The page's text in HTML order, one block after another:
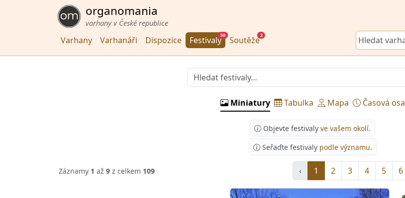
organomania
varhany v České republice
Varhany Varhanáři Dispozice Festivaly50 Soutěže2
Miniatury Tabulka Mapa Časová osa
Objevte festivalyve vašem okolí.
Seřaďte festivaly podle významu.
Záznamy 1 až 9 z celkem 109 ‹ 1 2 3 4 5 6